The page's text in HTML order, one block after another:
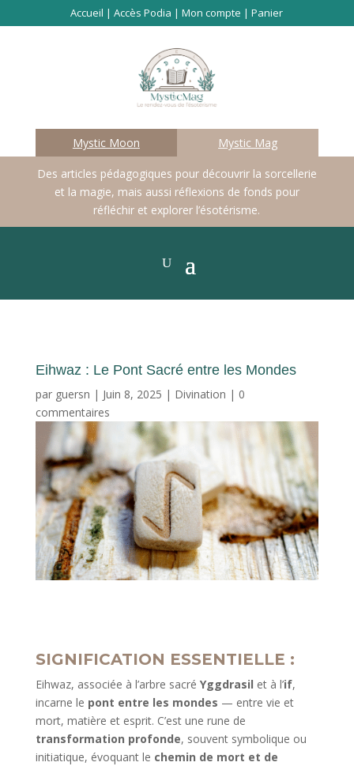
Accueil |Accès Podia |Mon compte |Panier
Mystic Moon Mystic Mag
Des articles pédagogiques pour découvrir la sorcellerie
et la magie, mais aussi réflexions de fonds pour
réfléchir et explorer l’ésotérisme.
Eihwaz : Le Pont Sacré entre les Mondes
par guersn | Juin 8, 2025 | Divination | 0
commentaires
SIGNIFICATION ESSENTIELLE :
Eihwaz, associée à l’arbre sacré Yggdrasil et à l’if,
incarne le pont entre les mondes — entre vie et
mort, matière et esprit. C’est une rune de
transformation profonde, souvent symbolique ou
initiatique, évoquant le chemin de mort et de